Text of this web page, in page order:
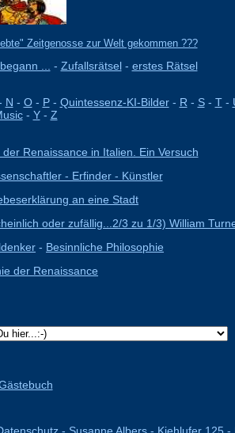
Zeitgenosse zur Welt gekommen ???
... - Zufallsrätsel- erstes Rätsel
N - O- P- Quintessenz-KI-Bilder- R - S- T-
- Y- Z
Renaissance in Italien. Ein Versuch
- Erfinder - Künstler
an eine Stadt
oder zufällig...2/3 zu 1/3) William
- Besinnliche Philosophie
der Renaissance